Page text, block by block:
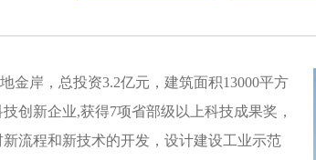
金岸，总投资3.2亿元，建筑面积13000平方
创新企业,获得7项省部级以上科技成果奖，
流程和新技术的开发，设计建设工业示范